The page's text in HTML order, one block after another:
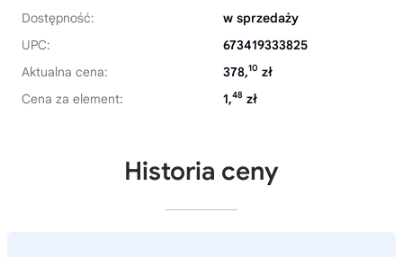
Dostępność:
w sprzedaży
UPC:
673419333825
Aktualna cena:
378,10 zł
Cena za element:
1,48 zł
Historia ceny